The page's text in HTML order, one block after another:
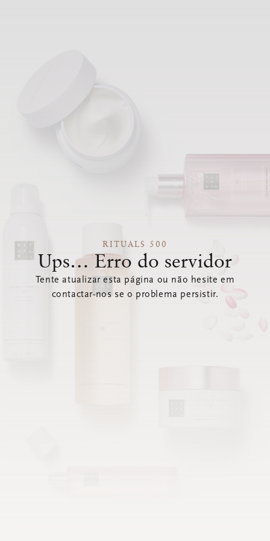
RITUALS 500
Ups… Erro do servidor
Tente atualizar esta página ou não hesite em
contactar-nos se o problema persistir.